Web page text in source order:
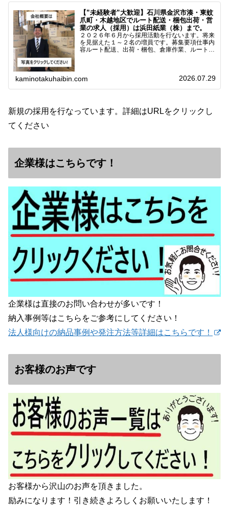
【”未経験者”大歓迎】石川県金沢市湊・東蚊
爪町・木越地区でルート配送・梱包出荷・営
業の求人（採用）は浜田紙業（株）まで。
２０２６年６月から採用活動を行ないます。将来
を見据えた１～２名の増員です。募集要項仕事内
容ルート配送、出荷・梱包、倉庫作業、ルート営
kaminotakuhaibin.com 2026.07.29
新規の採用を行なっています。詳細はURLをクリックし
てください
企業様はこちらです！
企業様は直接のお問い合わせが多いです！
納入事例等はこちらをご参考にしてください！
法人様向けの納品事例や発注方法等詳細はこちらです！
お客様のお声です
お客様から沢山のお声を頂きました。
励みになります！引き続きよろしくお願いいたします！